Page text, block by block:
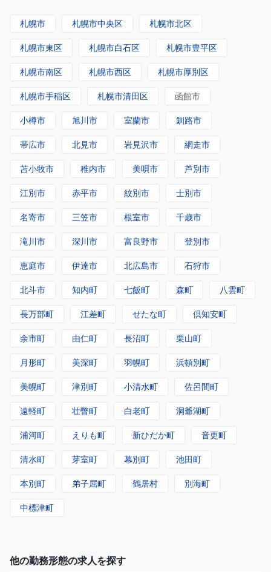
札幌市 札幌市中央区 札幌市北区
札幌市東区 札幌市白石区 札幌市豊平区
札幌市南区 札幌市西区 札幌市厚別区
札幌市手稲区 札幌市清田区 函館市
小樽市 旭川市 室蘭市 釧路市
帯広市 北見市 岩見沢市 網走市
苫小牧市 稚内市 美唄市 芦別市
江別市 赤平市 紋別市 士別市
名寄市 三笠市 根室市 千歳市
滝川市 深川市 富良野市 登別市
恵庭市 伊達市 北広島市 石狩市
北斗市 知内町 七飯町 森町 八雲町
長万部町 江差町 せたな町 倶知安町
余市町 由仁町 長沼町 栗山町
月形町 美深町 羽幌町 浜頓別町
美幌町 津別町 小清水町 佐呂間町
遠軽町 壮瞥町 白老町 洞爺湖町
浦河町 えりも町 新ひだか町 音更町
清水町 芽室町 幕別町 池田町
本別町 弟子屈町 鶴居村 別海町
中標津町
他の勤務形態の求人を探す